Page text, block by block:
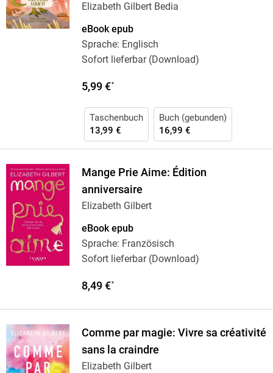
Elizabeth Gilbert Bedia
eBook epub
Sprache: Englisch
Sofort lieferbar (Download)
5,99 €*
Taschenbuch
13,99 €
Buch (gebunden)
16,99 €
Mange Prie Aime: Édition
anniversaire
Elizabeth Gilbert
eBook epub
Sprache: Französisch
Sofort lieferbar (Download)
8,49 €*
Comme par magie: Vivre sa créativité
sans la craindre
Elizabeth Gilbert